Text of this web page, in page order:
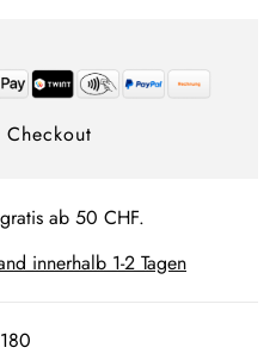
ab 50 CHF.
innerhalb 1-2 Tagen